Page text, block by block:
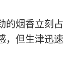
的烟香立刻占
，但生津迅速